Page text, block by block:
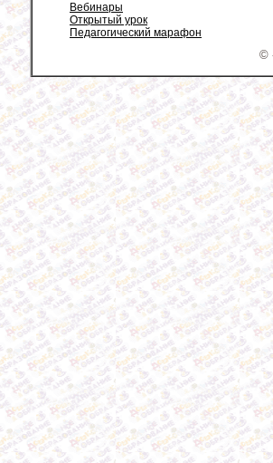
Вебинары
Открытый урок
Педагогический марафон
©